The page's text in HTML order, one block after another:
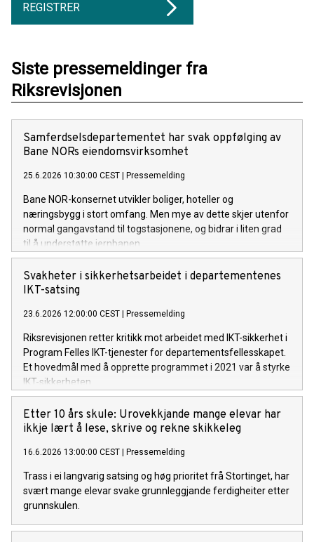
REGISTRER
Siste pressemeldinger fra
Riksrevisjonen
Samferdselsdepartementet har svak oppfølging av
Bane NORs eiendomsvirksomhet
25.6.2026 10:30:00 CEST Pressemelding
Bane NOR-konsernet utvikler boliger, hoteller og
næringsbygg i stort omfang. Men mye av dette skjer utenfor
normal gangavstand til togstasjonene, og bidrar i liten grad
til å understøtte jernbanen.
Svakheter i sikkerhetsarbeidet i departementenes
IKT-satsing
23.6.2026 12:00:00 CEST Pressemelding
Riksrevisjonen retter kritikk mot arbeidet med IKT-sikkerhet i
Program Felles IKT-tjenester for departementsfellesskapet.
Et hovedmål med å opprette programmet i 2021 var å styrke
IKT-sikkerheten.
Etter 10 års skule: Urovekkjande mange elevar har
ikkje lært å lese, skrive og rekne skikkeleg
16.6.2026 13:00:00 CEST Pressemelding
Trass i ei langvarig satsing og høg prioritet frå Stortinget, har
svært mange elevar svake grunnleggjande ferdigheiter etter
grunnskulen.